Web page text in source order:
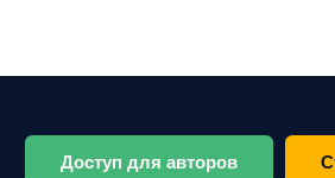
Доступ для авторов